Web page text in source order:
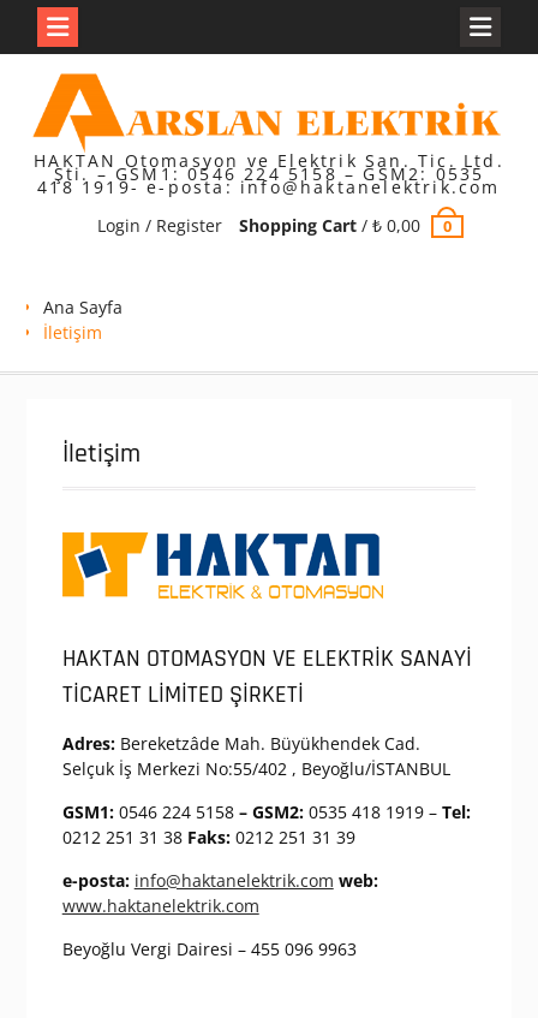
content
HAKTAN Otomasyon ve Elektrik San. Tic. Ltd.
Şti. – GSM1: 0546 224 5158 – GSM2: 0535
418 1919- e-posta: info@haktanelektrik.com
Login / Register
Shopping Cart/ ₺0,00 0
Ana Sayfa
İletişim
İletişim
HAKTAN OTOMASYON VE ELEKTRİK SANAYİ
TİCARET LİMİTED ŞİRKETİ
Adres:Bereketzâde Mah. Büyükhendek Cad.
Selçuk İş Merkezi No:55/402 , Beyoğlu/İSTANBUL
GSM1: 0546 224 5158– GSM2: 0535 418 1919 – Tel:
0212 251 31 38 Faks:0212 251 31 39
e-posta: info@haktanelektrik.com web:
www.haktanelektrik.com
Beyoğlu Vergi Dairesi – 455 096 9963